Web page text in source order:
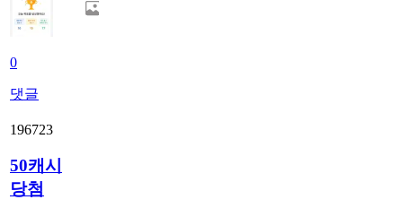
0
댓글
196723
50캐시
당첨